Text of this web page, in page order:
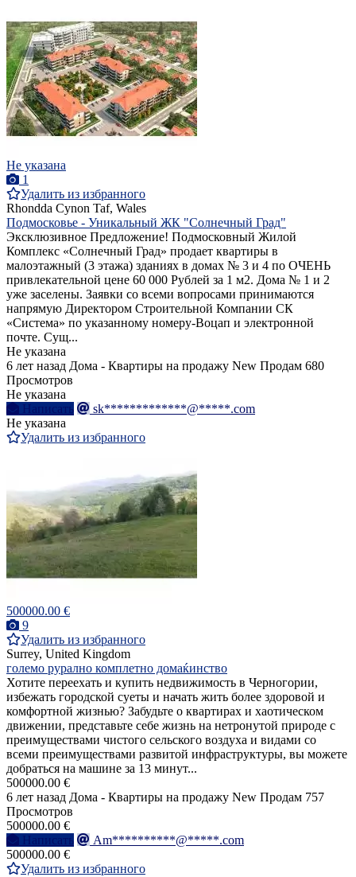
Не указана
1
Удалить из избранного
Rhondda Cynon Taf, Wales
Подмосковье - Уникальный ЖК "Солнечный Град"
Эксклюзивное Предложение! Подмосковный Жилой
Комплекс «Солнечный Град» продает квартиры в
малоэтажный (3 этажа) зданиях в домах № 3 и 4 по ОЧЕНЬ
привлекательной цене 60 000 Рублей за 1 м2. Дома № 1 и 2
уже заселены. Заявки со всеми вопросами принимаются
напрямую Директором Строительной Компании СК
«Система» по указанному номеру-Воцап и электронной
почте. Сущ...
Не указана
6 лет назад Дома - Квартиры на продажу New Продам 680
Просмотров
Не указана
Написать
sk*************@*****.com
Не указана
Удалить из избранного
500000.00 €
9
Удалить из избранного
Surrey, United Kingdom
големо рурално комплетно домаќинство
Хотите переехать и купить недвижимость в Черногории,
избежать городской суеты и начать жить более здоровой и
комфортной жизнью? Забудьте о квартирах и хаотическом
движении, представьте себе жизнь на нетронутой природе с
преимуществами чистого сельского воздуха и видами со
всеми преимуществами развитой инфраструктуры, вы можете
добраться на машине за 13 минут...
500000.00 €
6 лет назад Дома - Квартиры на продажу New Продам 757
Просмотров
500000.00 €
Написать
Am**********@*****.com
500000.00 €
Удалить из избранного